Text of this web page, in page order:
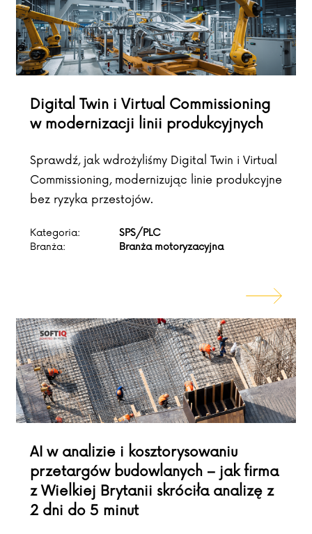
Digital Twin i Virtual Commissioning
w modernizacji linii produkcyjnych
Sprawdź, jak wdrożyliśmy Digital Twin i Virtual
Commissioning, modernizując linie produkcyjne
bez ryzyka przestojów.
Kategoria:
SPS/PLC
Branża:
Branża motoryzacyjna
AI w analizie i kosztorysowaniu
przetargów budowlanych – jak firma
z Wielkiej Brytanii skróciła analizę z
2 dni do 5 minut